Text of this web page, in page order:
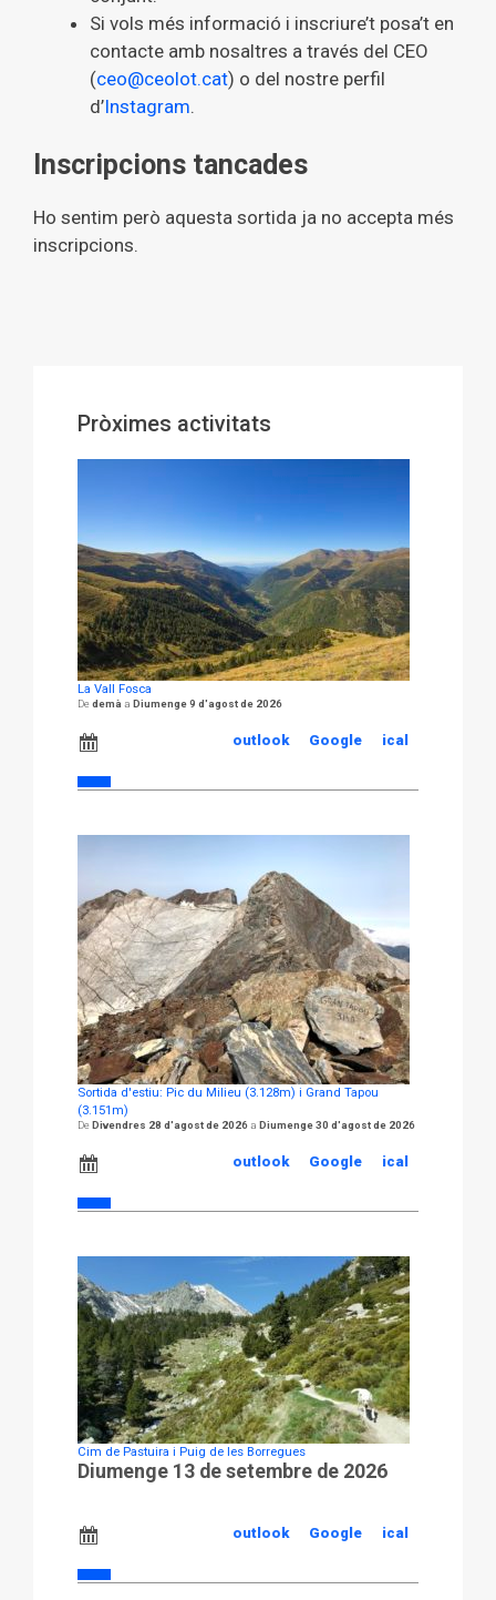
Si vols més informació i inscriure’t posa’t en
contacte amb nosaltres a través del CEO
(ceo@ceolot.cat) o del nostre perfil
d’Instagram.
Inscripcions tancades
Ho sentim però aquesta sortida ja no accepta més
inscripcions.
Pròximes activitats
La Vall Fosca
demà Diumenge 9 d'agost de 2026
ical
Google
outlook
Sortida d'estiu: Pic du Milieu (3.128m) i Grand Tapou
(3.151m)
Divendres 28 d'agost de 2026 Diumenge 30 d'agost de 2026
ical
Google
outlook
Cim de Pastuira i Puig de les Borregues
Diumenge 13 de setembre de 2026
ical
Google
outlook